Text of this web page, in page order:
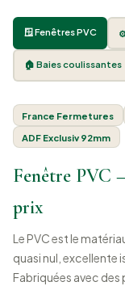
🪟 Fenêtres PVC
🏠 Baies coulissantes
France Fermetures
ADF Exclusiv 92mm
Fenêtre PVC
prix
Le PVC est le
quasi nul, excellente
Fabriquées avec des